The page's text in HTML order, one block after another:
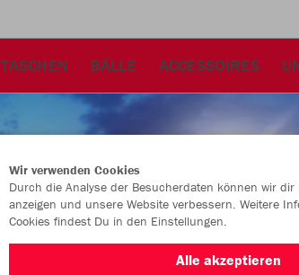
TASCHEN BÄLLE ACCESSOIRES
Wir verwenden Cookies
Durch die Analyse der Besucherdaten können wir
anzeigen und unsere Website verbessern. Weitere
Cookies findest Du in den Einstellungen.
Alle akzeptieren